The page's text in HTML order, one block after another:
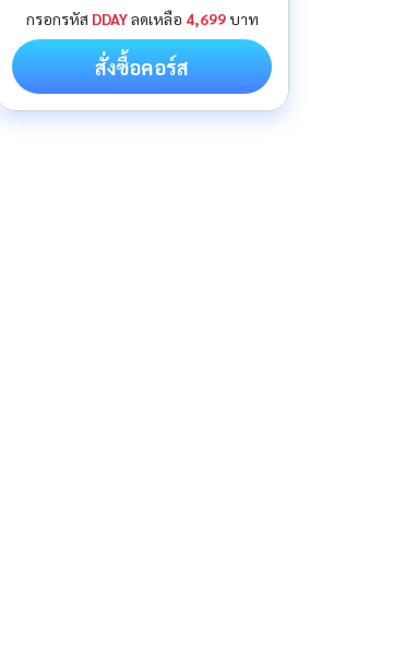
กรอกรหัส DDAYลดเหลือ 4,699บาท
สั่งซื้อคอร์ส